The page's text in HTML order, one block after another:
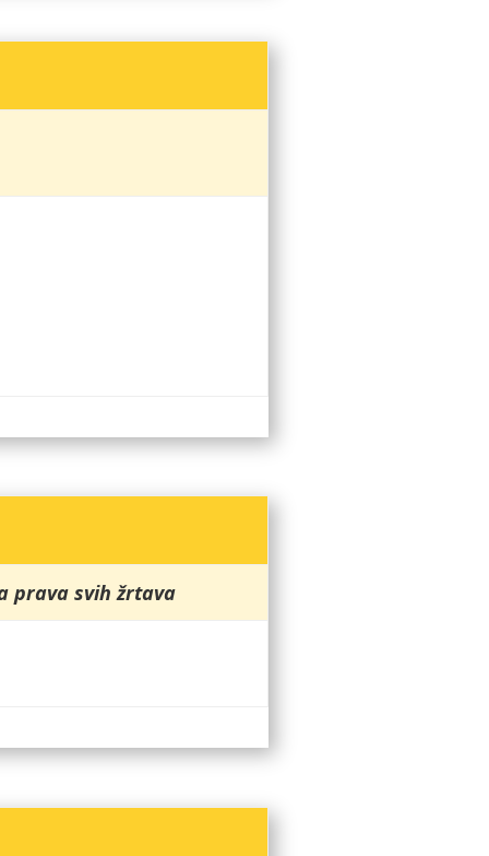
prava svih žrtava